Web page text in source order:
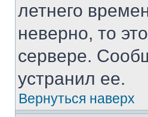
летнего
неверно, то
сервере.
устранил ее.
Вернуться наверх